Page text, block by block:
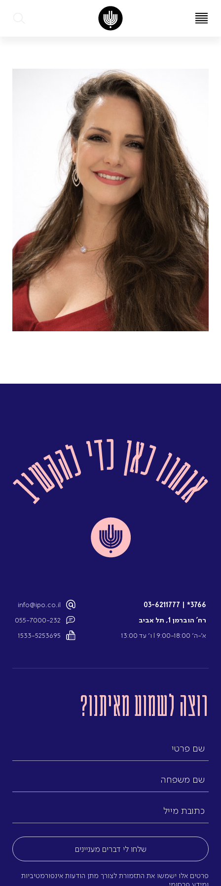
3766*
|
03-6211777
רח’ הוברמן 1, תל אביב
א’-ה’ 9:00-18:00 l ו’ עד 13:00
info@ipo.co.il
055-7000-232
1533-5253695
רוצה לשמוע מאיתנו?
פרטי
משפחה
מייל
פרטים אלו ישמשו את התזמורת לצורך מתן הודעות אינפורמטיביות